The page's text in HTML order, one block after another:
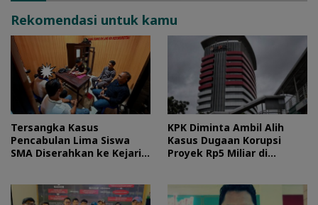
Rekomendasi untuk kamu
Tersangka Kasus
Pencabulan Lima Siswa
SMA Diserahkan ke Kejari
KPK Diminta Ambil Alih
Kasus Dugaan Korupsi
Proyek Rp5 Miliar di